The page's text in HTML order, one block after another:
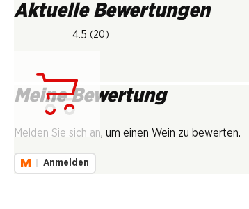
Aktuelle Bewertungen
4.5 (20)
Meine Bewertung
Melden Sie sich an, um einen Wein zu bewerten.
Anmelden